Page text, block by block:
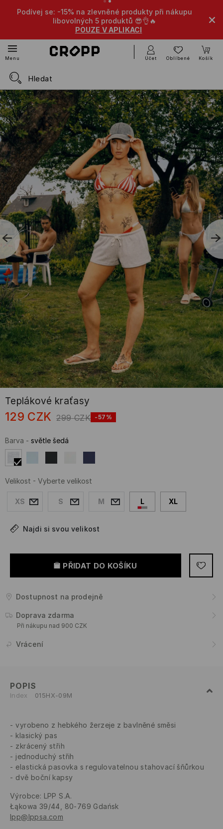
Podívej se: -15% na zlevněné produkty při nákupu
libovolných 5 produktů 😎👌🔥
POUZE V APLIKACI
Menu Účet Oblíbené Košík
Teplákové kraťasy
129 CZK 299 CZK -57%
Barva - světle šedá
Velikost - Vyberte velikost
XS S M L XL
Najdi si svou velikost
PŘIDAT DO KOŠÍKU
Dostupnost na prodejně
Doprava zdarma
Při nákupu nad 900 CZK
Vrácení
POPIS
Index 015HX-09M
vyrobeno z hebkého žerzeje z bavlněné směsi
klasický pas
zkrácený střih
jednoduchý střih
elastická pasovka s regulovatelnou stahovací šňůrkou
dvě boční kapsy
Výrobce: LPP S.A.
Łąkowa 39/44, 80-769 Gdańsk
lpp@lppsa.com